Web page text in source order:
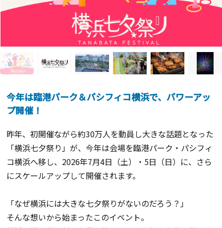
今年は臨港パーク＆パシフィコ横浜で、パワーアッ
プ開催！
昨年、初開催ながら約30万人を動員し大きな話題となった
「横浜七夕祭り」が、今年は会場を臨港パーク・パシフィ
コ横浜へ移し、2026年7月4日（土）・5日（日）に、さら
にスケールアップして開催されます。
「なぜ横浜には大きな七夕祭りがないのだろう？」
そんな想いから始まったこのイベント。